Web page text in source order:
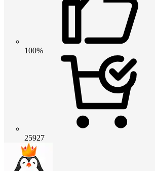
100%
25927